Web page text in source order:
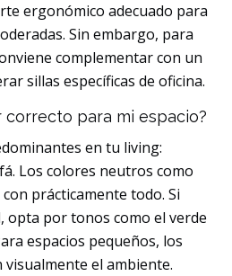
ergonómico adecuado para
Sin embargo, para
complementar con un
sillas específicas de oficina.
correcto para mi espacio?
en tu living:
Los colores neutros como
prácticamente todo. Si
opta por tonos como el verde
espacios pequeños, los
el ambiente.